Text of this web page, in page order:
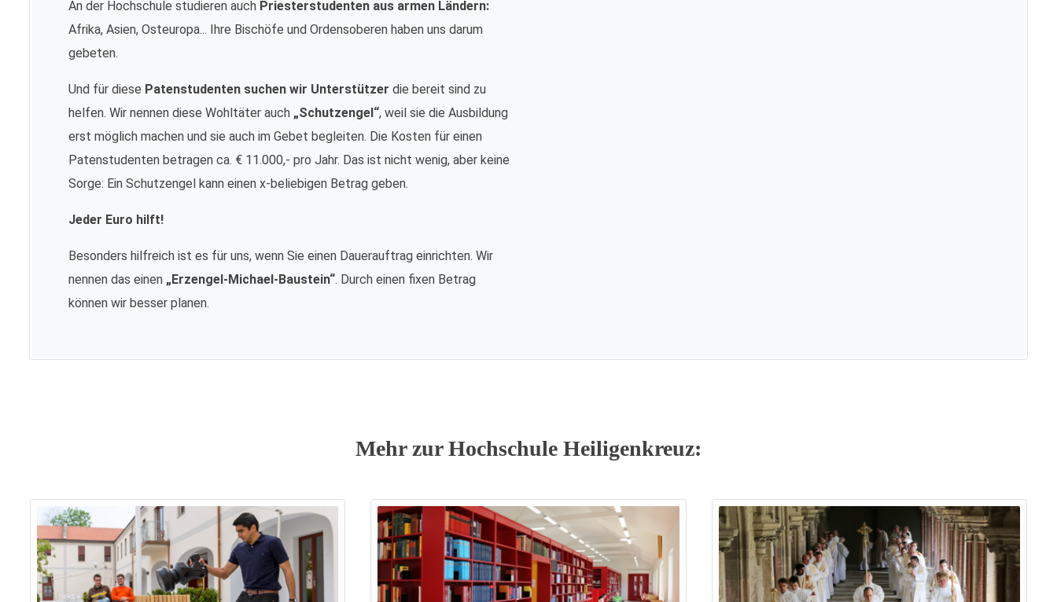
An der Hochschule studieren auch Priesterstudenten aus armen Ländern:
Afrika, Asien, Osteuropa... Ihre Bischöfe und Ordensoberen haben uns darum
gebeten.
Und für diese Patenstudenten suchen wir Unterstützer die bereit sind zu
helfen. Wir nennen diese Wohltäter auch „Schutzengel“, weil sie die Ausbildung
erst möglich machen und sie auch im Gebet begleiten. Die Kosten für einen
Patenstudenten betragen ca. € 11.000,- pro Jahr. Das ist nicht wenig, aber keine
Sorge: Ein Schutzengel kann einen x-beliebigen Betrag geben.
Jeder Euro hilft!
Besonders hilfreich ist es für uns, wenn Sie einen Dauerauftrag einrichten. Wir
nennen das einen „Erzengel-Michael-Baustein“. Durch einen fixen Betrag
können wir besser planen.
Mehr zur Hochschule Heiligenkreuz: